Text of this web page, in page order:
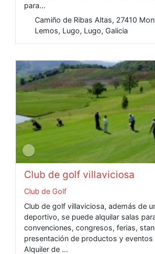
para...
Camiño de Ribas Altas, 27410
Lemos, Lugo, Lugo, Galicia
Club de golf villaviciosa
Club de Golf
Club de golf villaviciosa, además de
deportivo, se puede alquilar salas
convenciones, congresos, ferias,
presentación de productos y eventos
Alquiler de ...